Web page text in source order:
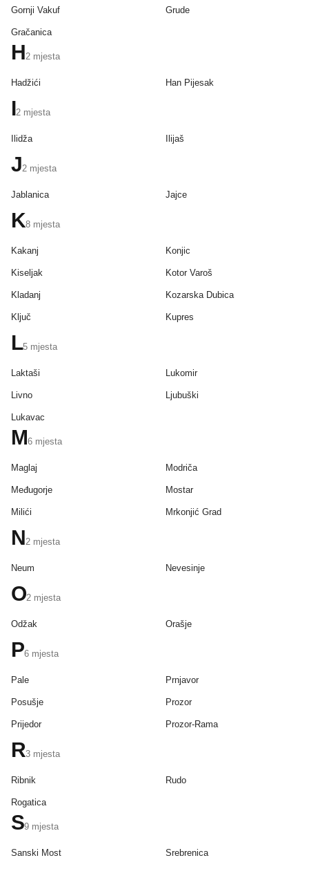
Gornji Vakuf
Gračanica
Grude
H2 mjesta
Hadžići Han Pijesak
I2 mjesta
Ilidža Ilijaš
J2 mjesta
Jablanica Jajce
K8 mjesta
Kakanj
Kiseljak
Kladanj
Ključ
Konjic
Kotor Varoš
Kozarska Dubica
Kupres
L5 mjesta
Laktaši
Livno
Lukavac
Lukomir
Ljubuški
M6 mjesta
Maglaj
Međugorje
Milići
Modriča
Mostar
Mrkonjić Grad
N2 mjesta
Neum Nevesinje
O2 mjesta
Odžak Orašje
P6 mjesta
Pale
Posušje
Prijedor
Prnjavor
Prozor
Prozor-Rama
R3 mjesta
Ribnik
Rogatica
Rudo
S9 mjesta
Sanski Most Srebrenica